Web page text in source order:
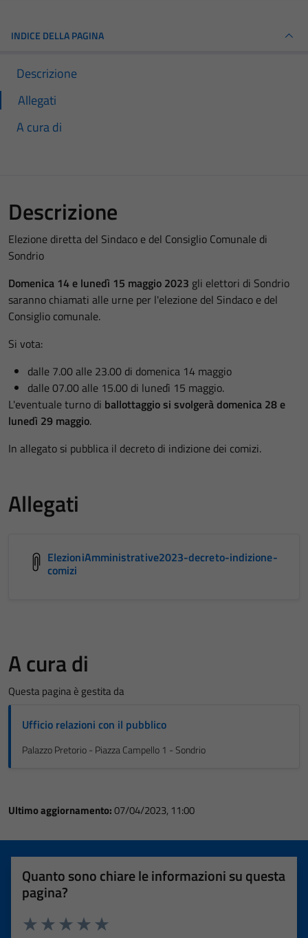
INDICE DELLA PAGINA
Descrizione
Allegati
A cura di
Descrizione
Elezione diretta del Sindaco e del Consiglio Comunale di
Sondrio
Domenica 14 e lunedì 15 maggio 2023 gli elettori di Sondrio
saranno chiamati alle urne per l'elezione del Sindaco e del
Consiglio comunale.
Si vota:
dalle 7.00 alle 23.00 di domenica 14 maggio
dalle 07.00 alle 15.00 di lunedì 15 maggio.
L'eventuale turno di ballottaggio si svolgerà domenica 28 e
lunedì 29 maggio.
In allegato si pubblica il decreto di indizione dei comizi.
Allegati
ElezioniAmministrative2023-decreto-indizione-
comizi
A cura di
Questa pagina è gestita da
Ufficio relazioni con il pubblico
Palazzo Pretorio - Piazza Campello 1 - Sondrio
Ultimo aggiornamento:07/04/2023, 11:00
Quanto sono chiare le informazioni su questa
pagina?